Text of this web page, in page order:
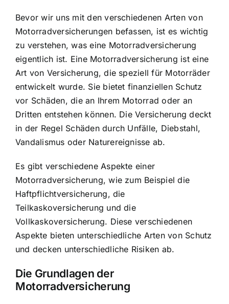
Bevor wir uns mit den verschiedenen Arten von
Motorradversicherungen befassen, ist es wichtig
zu verstehen, was eine Motorradversicherung
eigentlich ist. Eine Motorradversicherung ist eine
Art von Versicherung, die speziell für Motorräder
entwickelt wurde. Sie bietet finanziellen Schutz
vor Schäden, die an Ihrem Motorrad oder an
Dritten entstehen können. Die Versicherung deckt
in der Regel Schäden durch Unfälle, Diebstahl,
Vandalismus oder Naturereignisse ab.
Es gibt verschiedene Aspekte einer
Motorradversicherung, wie zum Beispiel die
Haftpflichtversicherung, die
Teilkaskoversicherung und die
Vollkaskoversicherung. Diese verschiedenen
Aspekte bieten unterschiedliche Arten von Schutz
und decken unterschiedliche Risiken ab.
Die Grundlagen der
Motorradversicherung